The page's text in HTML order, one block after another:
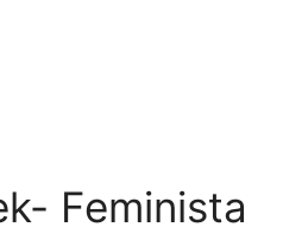
Feminista